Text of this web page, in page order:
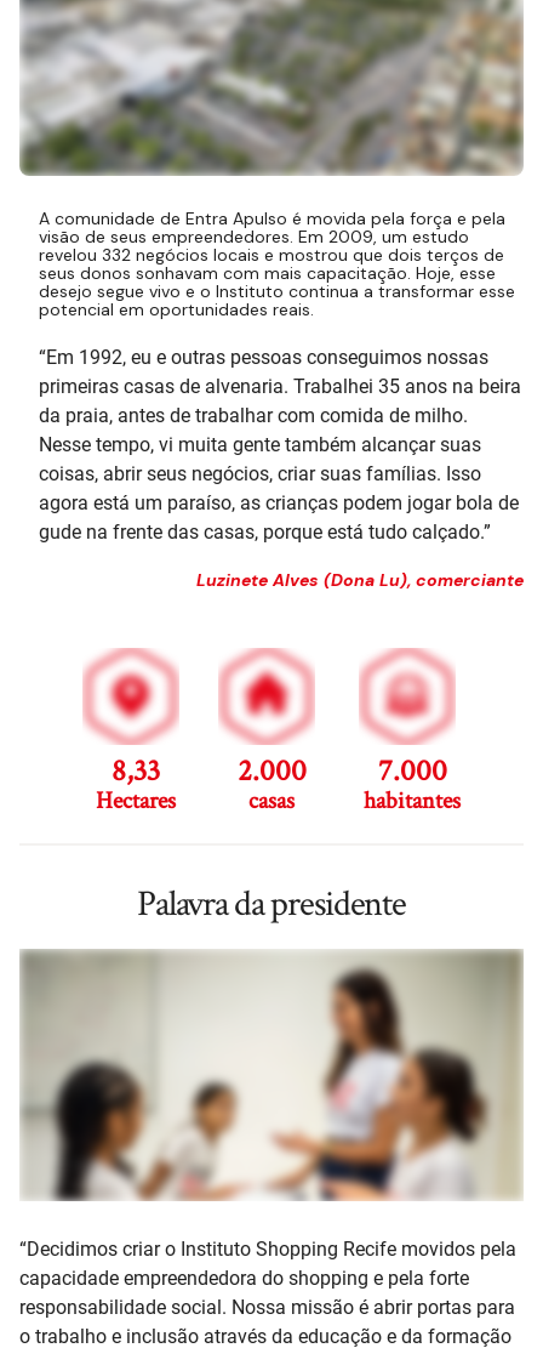
A comunidade de Entra Apulso é movida pela força e pela
visão de seus empreendedores. Em 2009, um estudo
revelou 332 negócios locais e mostrou que dois terços de
seus donos sonhavam com mais capacitação. Hoje, esse
desejo segue vivo e o Instituto continua a transformar esse
potencial em oportunidades reais.
“Em 1992, eu e outras pessoas conseguimos nossas
primeiras casas de alvenaria. Trabalhei 35 anos na beira
da praia, antes de trabalhar com comida de milho.
Nesse tempo, vi muita gente também alcançar suas
coisas, abrir seus negócios, criar suas famílias. Isso
agora está um paraíso, as crianças podem jogar bola de
gude na frente das casas, porque está tudo calçado.”
Luzinete Alves (Dona Lu), comerciante
8,33
Hectares
2.000
casas
7.000
habitantes
Palavra da presidente
“Decidimos criar o Instituto Shopping Recife movidos pela
capacidade empreendedora do shopping e pela forte
responsabilidade social. Nossa missão é abrir portas para
o trabalho e inclusão através da educação e da formação